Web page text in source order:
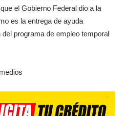
el Gobierno Federal dio a la
es la entrega de ayuda
programa de empleo temporal